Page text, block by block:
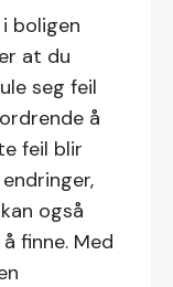
boligen
at du
seg feil
å
feil blir
også
finne. Med